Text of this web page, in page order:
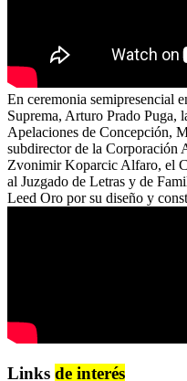
En ceremonia semipresencial
Suprema, Arturo Prado Puga,
Apelaciones de Concepción,
subdirector de la Corporación
Zvonimir Koparcic Alfaro, el
al Juzgado de Letras y de
Leed Oro por su diseño y
Links de interés